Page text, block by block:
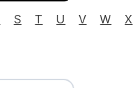
S T U V W X